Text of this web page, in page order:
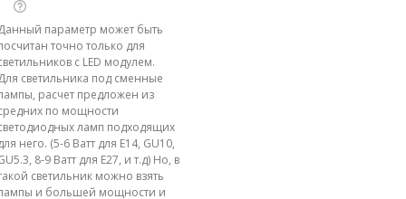
параметр может быть
точно только для
с LED модулем.
светильника под сменные
расчет предложен из
по мощности
ламп подходящих
него. (5-6 Ватт для E14, GU10,
8-9 Ватт для E27, и т.д) Но, в
светильник можно взять
и большей мощности и